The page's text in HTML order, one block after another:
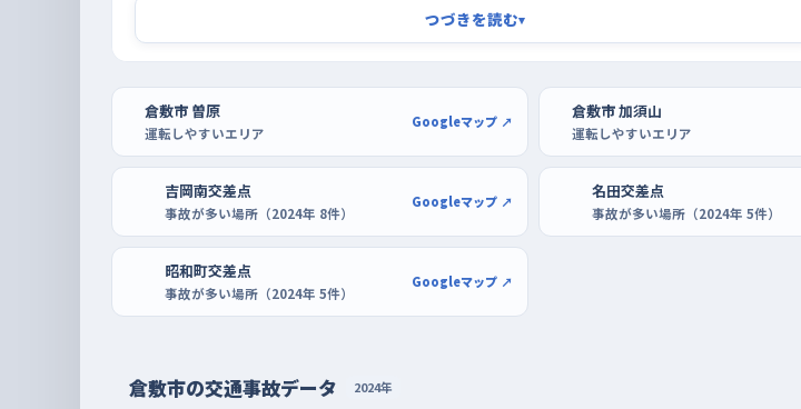
くくなるうえに、平日の後半、とくに週末前の夕方は道が混みやすいから、初めての一人運転には
習は、ゆめタウン倉敷店やアリオ倉敷のような大きなショッピングセンターの駐車場が使いやす
く、区画がはっきりしていて空きも見つけやすいから、切り返しを何度もやり直せる。ホダカ倉敷
笹沖店やエディオン倉敷本店のように広い区画のある店も、ゆっくりバックの練習をするのに向い
ている。買い物のついでに、まず一台分の枠にまっすぐ入れることから始めよう。
つづきを読む▾
倉敷市 曽原
運転しやすいエリア
Googleマップ ↗ 倉敷市 加須山
運転しやすいエリア
吉岡南交差点
事故が多い場所（2024年 8件）
Googleマップ ↗ 名田交差点
事故が多い場所（2024年 5件）
昭和町交差点
事故が多い場所（2024年 5件）
Googleマップ ↗
倉敷市の交通事故データ 2024年